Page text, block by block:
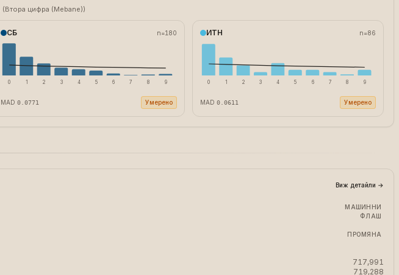
(Втора цифра (Mebane))
СБ n=180
0 1 2 3 4 5 6 7 8 9
MAD 0.0771 Умерено
ИТН n=86
0 1 2 3 4 5 6 7 8 9
MAD 0.0611 Умерено
Виж детайли →
МАШИННИ
ФЛАШ
ПРОМЯНА
717,991
719,288